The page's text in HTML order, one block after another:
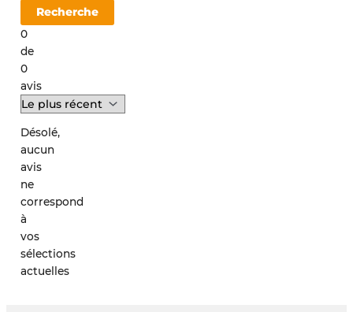
Recherche
0
de
0
avis
Désolé,
aucun
avis
ne
correspond
à
vos
sélections
actuelles